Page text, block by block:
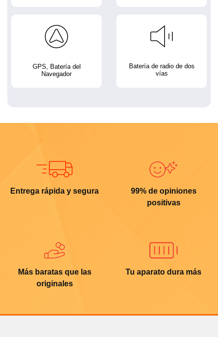
GPS, Batería del
Navegador
Batería de radio de dos
vías
Entrega rápida y segura
99% de opiniones
positivas
Más baratas que las
originales
Tu aparato dura más